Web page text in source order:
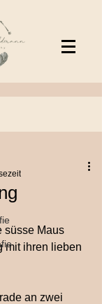
süsse Maus
mit ihren lieben
an zwei